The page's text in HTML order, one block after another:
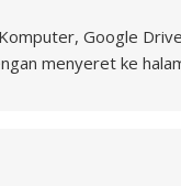
Google
menyeret ke